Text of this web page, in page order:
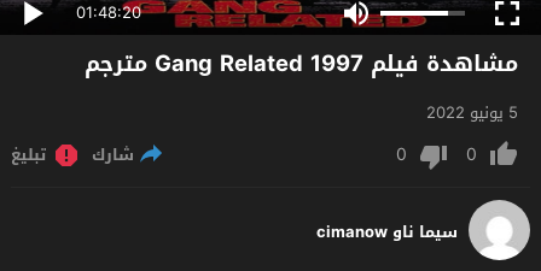
01:48:20
مشاهدة فيلم Gang Related 1997 مترجم
5 يونيو 2022
0
0 شارك تبليغ
سيما ناو cimanow